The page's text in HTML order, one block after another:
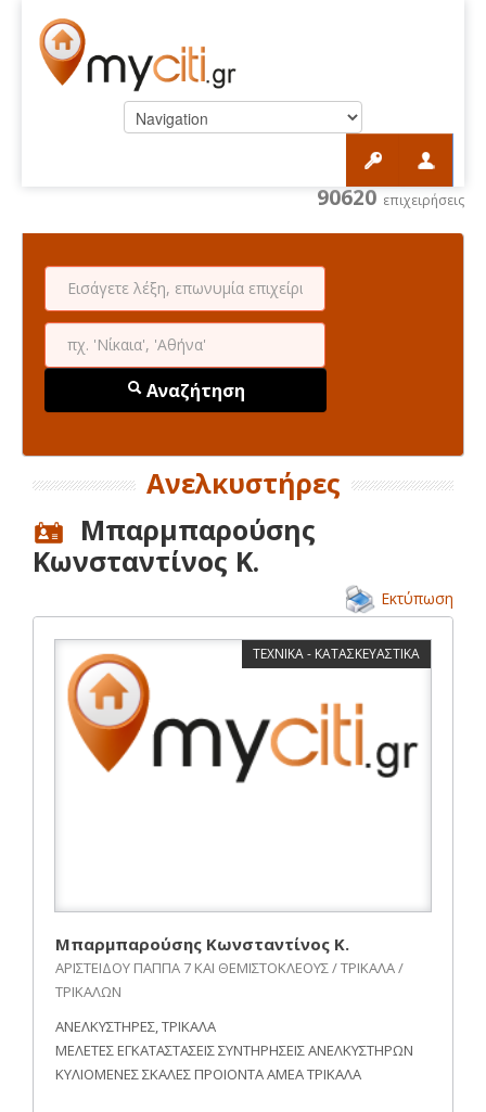
90620 επιχειρήσεις
Αναζήτηση
Ανελκυστήρες
Μπαρμπαρούσης
Κωνσταντίνος Κ.
Εκτύπωση
ΤΕΧΝΙΚΑ - ΚΑΤΑΣΚΕΥΑΣΤΙΚΑ
Μπαρμπαρούσης Κωνσταντίνος Κ.
ΑΡΙΣΤΕΙΔΟΥ ΠΑΠΠΑ 7 ΚΑΙ ΘΕΜΙΣΤΟΚΛΕΟΥΣ / ΤΡΙΚΑΛΑ /
ΤΡΙΚΑΛΩΝ
ΑΝΕΛΚΥΣΤΗΡΕΣ, ΤΡΙΚΑΛΑ
ΜΕΛΕΤΕΣ ΕΓΚΑΤΑΣΤΑΣΕΙΣ ΣΥΝΤΗΡΗΣΕΙΣ ΑΝΕΛΚΥΣΤΗΡΩΝ
ΚΥΛΙΟΜΕΝΕΣ ΣΚΑΛΕΣ ΠΡΟΙΟΝΤΑ ΑΜΕΑ ΤΡΙΚΑΛΑ